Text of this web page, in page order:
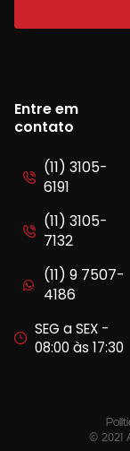
Entre em
contato
(11) 3105-
6191
(11) 3105-
7132
(11) 9 7507-
4186
SEG a SEX -
08:00 às 17:30
© 2021